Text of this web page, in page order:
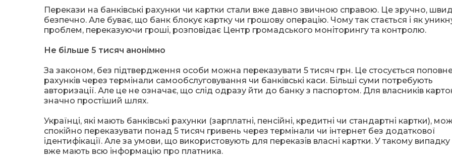
Перекази на банківські рахунки чи картки стали вже давно звичною справою. Це зручно,
безпечно. Але буває, що банк блокує картку чи грошову операцію. Чому так стається і як
проблем, переказуючи гроші, розповідає Центр громадського моніторингу та контролю.
Не більше 5 тисяч анонімно
За законом, без підтвердження особи можна переказувати 5 тисяч грн. Це стосується
рахунків через термінали самообслуговування чи банківські каси. Більші суми потребують
авторизації. Але це не означає, що слід одразу йти до банку з паспортом. Для власників
значно простіший шлях.
Українці, які мають банківські рахунки (зарплатні, пенсійні, кредитні чи стандартні картки),
спокійно переказувати понад 5 тисяч гривень через термінали чи інтернет без додаткової
ідентифікації. Але за умови, що використовують для переказів власні картки. У такому
вже мають всю інформацію про платника.